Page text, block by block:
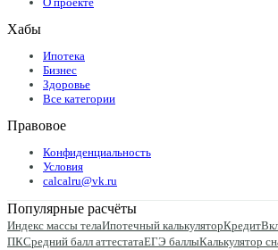
Хабы
Ипотека
Бизнес
Здоровье
Все категории
Правовое
Конфиденциальность
Условия
calcalru@vk.ru
Популярные расчёты
Индекс массы телаИпотечный калькуляторКредит
ПКСредний балл аттестатаЕГЭ баллыКалькулятор